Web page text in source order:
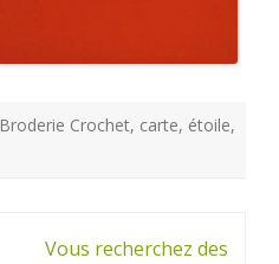
Broderie Crochet, carte, étoile,
Vous recherchez des